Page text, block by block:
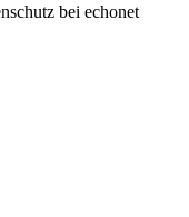
bei echonet